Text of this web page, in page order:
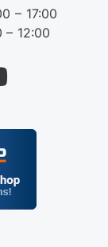
– 17:00
– 12:00